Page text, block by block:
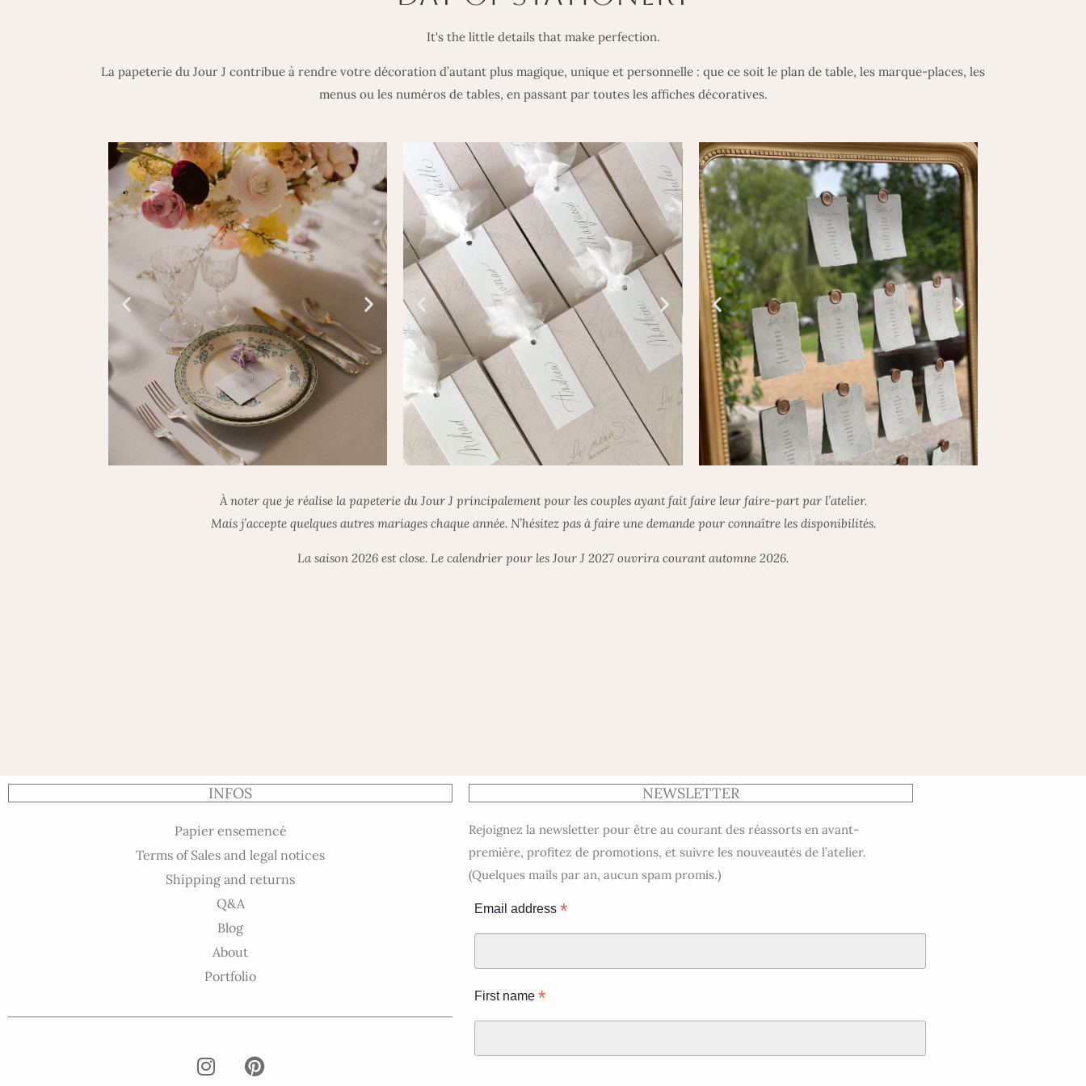
It's the little details that make perfection.
La papeterie du Jour J contribue à rendre votre décoration d’autant plus magique, unique et personnelle : que ce soit le plan de table, les marque-places, les
menus ou les numéros de tables, en passant par toutes les affiches décoratives.
À noter que je réalise la papeterie du Jour J principalement pour les couples ayant fait faire leur faire-part par l’atelier.
Mais j’accepte quelques autres mariages chaque année. N’hésitez pas à faire une demande pour connaître les disponibilités.
La saison 2026 est close. Le calendrier pour les Jour J 2027 ouvrira courant automne 2026.
INFOS
Papier ensemencé
Terms of Sales and legal notices
Shipping and returns
Q&A
Blog
About
Portfolio
NEWSLETTER
Rejoignez la newsletter pour être au courant des réassorts en avant-
première, profitez de promotions, et suivre les nouveautés de l’atelier.
(Quelques mails par an, aucun spam promis.)
Email address *
First name *